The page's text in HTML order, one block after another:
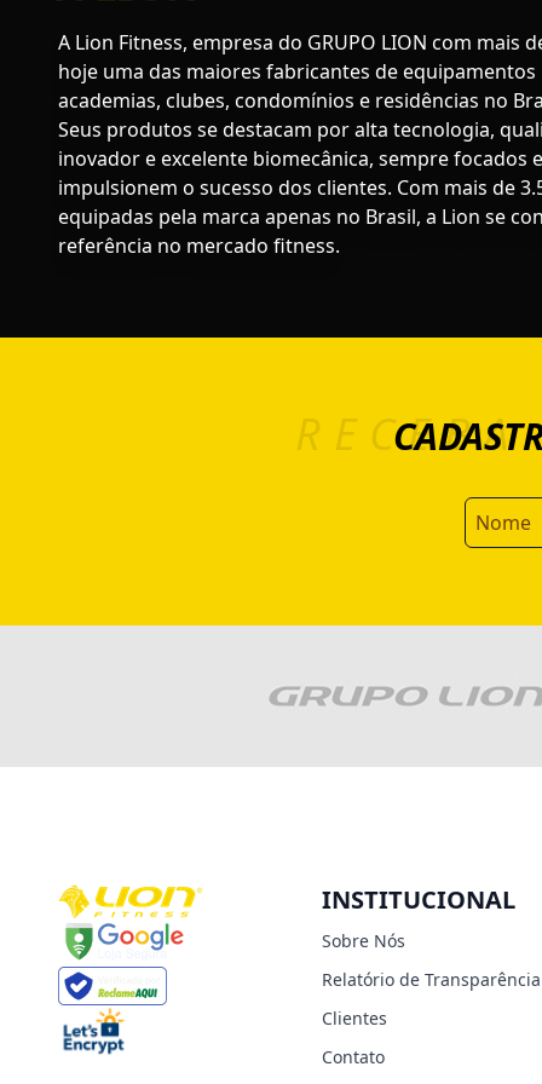
A Lion Fitness, empresa do GRUPO LION com mais
hoje uma das maiores fabricantes de
academias, clubes, condomínios e residências no
Seus produtos se destacam por alta tecnologia,
inovador e excelente biomecânica, sempre focados
impulsionem o sucesso dos clientes. Com mais de
equipadas pela marca apenas no Brasil, a Lion se
referência no mercado fitness.
INSTITUCIONAL
Sobre Nós
Relatório de Transparência
Clientes
Contato